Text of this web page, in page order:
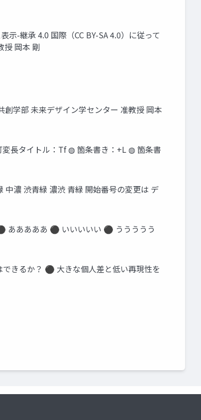
-継承 4.0 国際（CC BY-SA 4.0）に従って
岡本 剛
学部 未来デザイン学センター 准教授 岡本
長タイトル：Tf ◍ 箇条書き：+L ◍ 箇条書
中濃 渋青緑 濃渋 青緑 開始番号の変更は デ
あああああ ⚫ いいいいい ⚫ ううううう
きるか？ ⚫ 大きな個人差と低い再現性を